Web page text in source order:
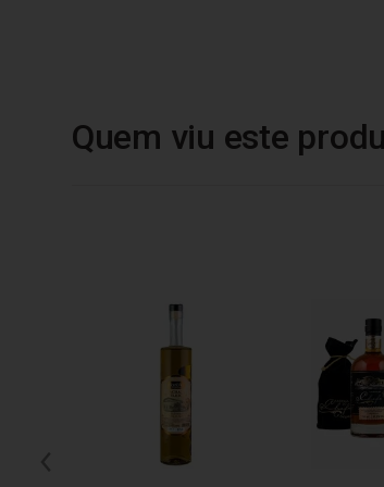
Quem viu este